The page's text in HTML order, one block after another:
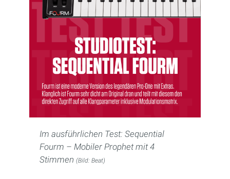
Im ausführlichen Test: Sequential
Fourm – Mobiler Prophet mit 4
Stimmen (Bild: Beat)